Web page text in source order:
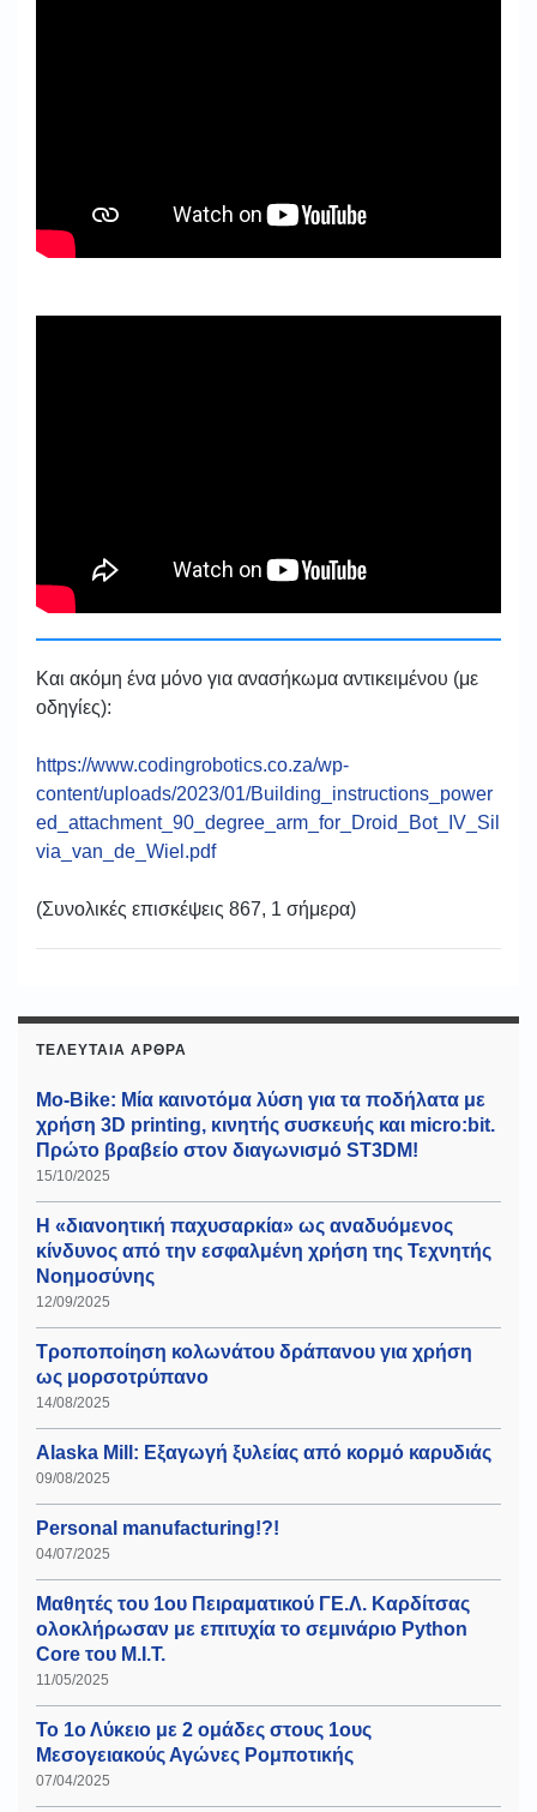
Και ακόμη ένα μόνο για ανασήκωμα αντικειμένου (με
οδηγίες):
https://www.codingrobotics.co.za/wp-
content/uploads/2023/01/Building_instructions_power
ed_attachment_90_degree_arm_for_Droid_Bot_IV_Sil
via_van_de_Wiel.pdf
(Συνολικές επισκέψεις 867, 1 σήμερα)
ΤΕΛΕΥΤΑΊΑ ΆΡΘΡΑ
Mo-Bike: Μία καινοτόμα λύση για τα ποδήλατα με
χρήση 3D printing, κινητής συσκευής και micro:bit.
Πρώτο βραβείο στον διαγωνισμό ST3DM!
15/10/2025
Η «διανοητική παχυσαρκία» ως αναδυόμενος
κίνδυνος από την εσφαλμένη χρήση της Τεχνητής
Νοημοσύνης
12/09/2025
Τροποποίηση κολωνάτου δράπανου για χρήση
ως μορσοτρύπανο
14/08/2025
Alaska Mill: Εξαγωγή ξυλείας από κορμό καρυδιάς
09/08/2025
Personal manufacturing!?!
04/07/2025
Μαθητές του 1ου Πειραματικού ΓΕ.Λ. Καρδίτσας
ολοκλήρωσαν με επιτυχία το σεμινάριο Python
Core του Μ.Ι.Τ.
11/05/2025
Το 1ο Λύκειο με 2 ομάδες στους 1ους
Μεσογειακούς Αγώνες Ρομποτικής
07/04/2025